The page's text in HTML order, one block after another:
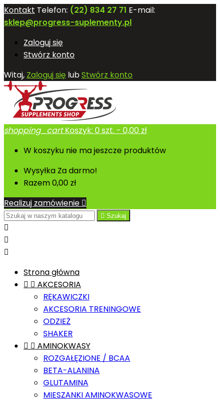
Kontakt Telefon: (22) 834 27 71 E-mail:
sklep@progress-suplementy.pl
Zaloguj się
Stwórz konto
Witaj, Zaloguj się lubStwórz konto
shopping_cart Koszyk: 0szt. - 0,00 zł
W koszyku nie ma jeszcze produktów
Wysyłka Za darmo!
Razem0,00 zł
Realizuj zamówienie 
 Szukaj



Strona główna
  AKCESORIA
RĘKAWICZKI
AKCESORIA TRENINGOWE
ODZIEŻ
SHAKER
  AMINOKWASY
ROZGAŁĘZIONE / BCAA
BETA-ALANINA
GLUTAMINA
MIESZANKI AMINOKWASOWE